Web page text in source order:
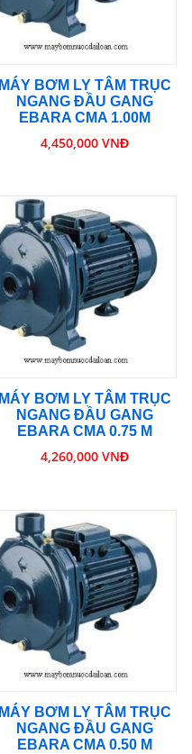
MÁY BƠM LY TÂM TRỤC
NGANG ĐẦU GANG
EBARA CMA 1.00M
4,450,000 VNĐ
MÁY BƠM LY TÂM TRỤC
NGANG ĐẦU GANG
EBARA CMA 0.75 M
4,260,000 VNĐ
MÁY BƠM LY TÂM TRỤC
NGANG ĐẦU GANG
EBARA CMA 0.50 M